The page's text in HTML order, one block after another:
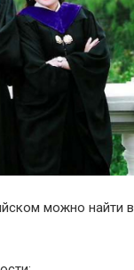
можно найти